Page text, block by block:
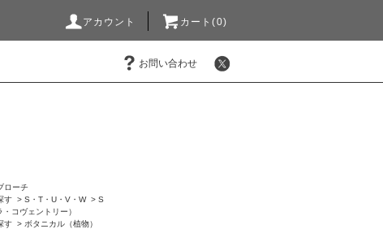
アカウント カート(0)
お問い合わせ
ローチ
す > S・T・U・V・W > S
コヴェントリー）
す > ボタニカル（植物）